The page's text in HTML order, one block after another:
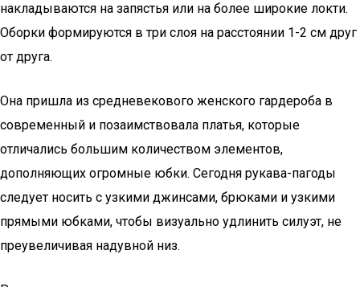
накладываются на запястья или на более широкие локти.
Оборки формируются в три слоя на расстоянии 1-2 см друг
от друга.
Она пришла из средневекового женского гардероба в
современный и позаимствовала платья, которые
отличались большим количеством элементов,
дополняющих огромные юбки. Сегодня рукава-пагоды
следует носить с узкими джинсами, брюками и узкими
прямыми юбками, чтобы визуально удлинить силуэт, не
преувеличивая надувной низ.